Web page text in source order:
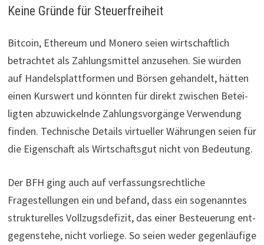
Keine Gründe für Steuerfreiheit
Bitcoin, Ethe­reum und Monero seien wirt­schaft­lich
betrachtet als Zah­lungs­mittel anzu­sehen. Sie würden
auf Han­dels­platt­formen und Börsen gehan­delt, hätten
einen Kurs­wert und könnten für direkt zwi­schen Betei­
ligten abzu­wi­ckelnde Zah­lungs­vor­gänge Ver­wen­dung
finden. Tech­ni­sche Details vir­tu­eller Wäh­rungen seien für
die Eigen­schaft als Wirt­schaftsgut nicht von Bedeu­tung.
Der BFH ging auch auf ver­fas­sungs­recht­liche
Fragestellungen ein und befand, dass ein sogenanntes
struk­tu­relles Voll­zugs­de­fizit, das einer Besteue­rung ent­
ge­gen­stehe, nicht vorliege. So seien weder gegen­läu­fige